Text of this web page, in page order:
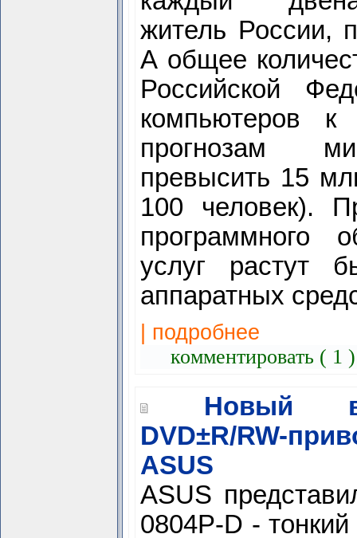
житель России,
А общее
Российской
компьютеров
прогнозам
превысить 15
100 человек).
программного
услуг растут
аппаратных
| подробнее
комментировать ( 1
Новый
DVD±R/RW-
ASUS
ASUS
0804P-D -